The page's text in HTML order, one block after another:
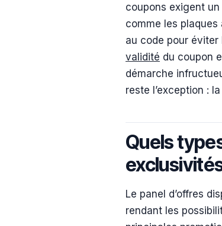
coupons exigent un
comme les plaques
au code pour éviter
validité du coupon
démarche
reste l’exception :
Quels
Le panel d’offres
rendant les